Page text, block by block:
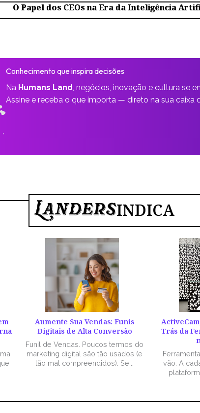
O Papel dos CEOs na Era da Inteligência
Conhecimento que inspira decisões
Na Humans Land, negócios, inovação e cultura se
Assine e receba o que importa — direto na sua caixa
INDICA
Aumente Sua Vendas: Funis
Digitais de Alta Conversão
Funil de Vendas. Poucos termos do
marketing digital são tão usados (e
tão mal compreendidos). Se...
Trás da
vão. A